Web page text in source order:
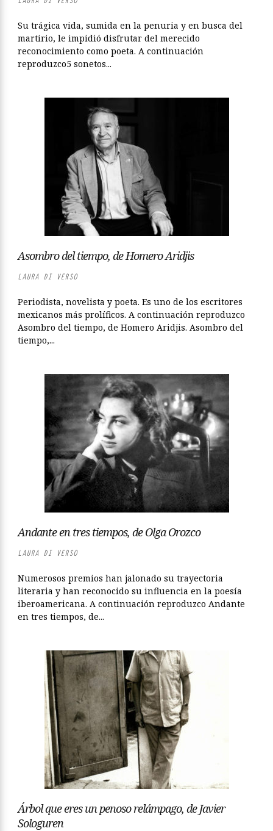
Su trágica vida, sumida en la penuria y en busca del
martirio, le impidió disfrutar del merecido
reconocimiento como poeta. A continuación
reproduzco5 sonetos...
Asombro del tiempo, de Homero Aridjis
LAURA DI VERSO
Periodista, novelista y poeta. Es uno de los escritores
mexicanos más prolíficos. A continuación reproduzco
Asombro del tiempo, de Homero Aridjis. Asombro del
tiempo,...
Andante en tres tiempos, de Olga Orozco
LAURA DI VERSO
Numerosos premios han jalonado su trayectoria
literaria y han reconocido su influencia en la poesía
iberoamericana. A continuación reproduzco Andante
en tres tiempos, de...
Árbol que eres un penoso relámpago, de Javier
Sologuren